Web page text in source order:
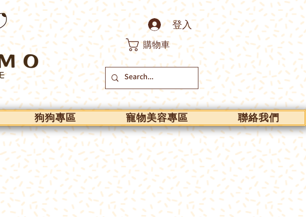
登入
購物車
狗狗專區 寵物美容專區 聯絡我們